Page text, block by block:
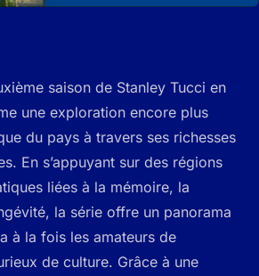
saison de Stanley Tucci en
une exploration encore plus
du pays à travers ses richesses
En s’appuyant sur des régions
liées à la mémoire, la
la série offre un panorama
à la fois les amateurs de
de culture. Grâce à une